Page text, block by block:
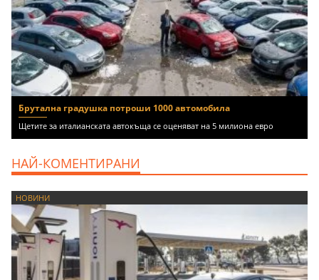
Брутална градушка потроши 1000 автомобила
Щетите за италианската автокъща се оценяват на 5 милиона евро
НАЙ-КОМЕНТИРАНИ
НОВИНИ